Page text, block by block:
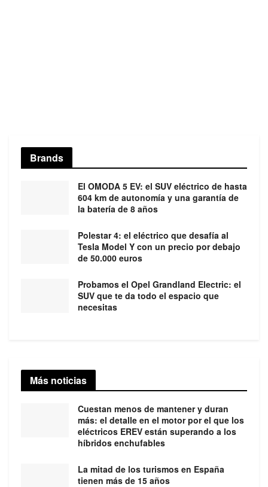
Brands
El OMODA 5 EV: el SUV eléctrico de hasta
604 km de autonomía y una garantía de
la batería de 8 años
Polestar 4: el eléctrico que desafía al
Tesla Model Y con un precio por debajo
de 50.000 euros
Probamos el Opel Grandland Electric: el
SUV que te da todo el espacio que
necesitas
Más noticias
Cuestan menos de mantener y duran
más: el detalle en el motor por el que los
eléctricos EREV están superando a los
híbridos enchufables
La mitad de los turismos en España
tienen más de 15 años